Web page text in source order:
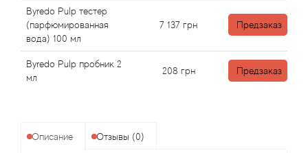
Byredo Pulp тестер
(парфюмированная
вода) 100 мл
7 137 грн Предзаказ
Byredo Pulp пробник 2
мл
208 грн Предзаказ
Описание Отзывы (0)
Alaia Paris
Alexander McQueen
Alexandre Barthet